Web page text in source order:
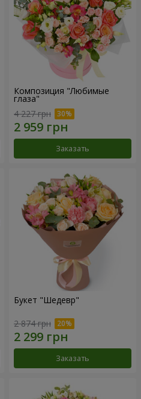
Композиция "Любимые
глаза"
4 227 грн
Заказать
Букет "Шедевр"
2 874 грн
Заказать